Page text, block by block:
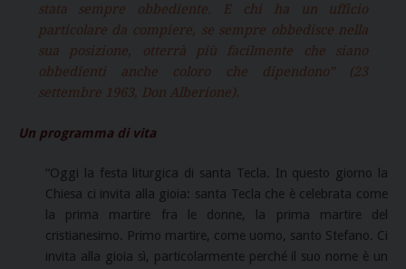
stata sempre obbediente. E chi ha un ufficio
particolare da compiere, se sempre obbedisce nella
sua posizione, otterrà più facilmente che siano
obbedienti anche coloro che dipendono” (23
settembre 1963, Don Alberione).
Un programma di vita
“Oggi la festa liturgica di santa Tecla. In questo giorno la
Chiesa ci invita alla gioia: santa Tecla che è celebrata come
la prima martire fra le donne, la prima martire del
cristianesimo. Primo martire, come uomo, santo Stefano. Ci
invita alla gioia sì, particolarmente perché il suo nome è un